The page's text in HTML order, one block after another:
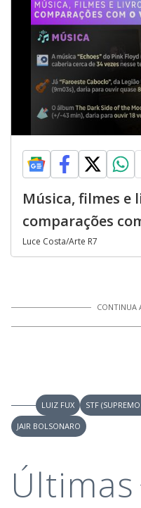
Música, filmes e
comparações
Luce Costa/Arte R7
CONTINUA
LUIZ FUX STF
JAIR BOLSONARO
Últimas